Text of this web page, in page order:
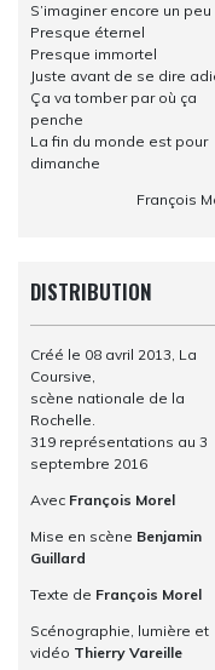
S’imaginer encore un peu
Presque éternel
Presque immortel
Juste avant de se dire
Ça va tomber par où ça
penche
La fin du monde est pour
dimanche
François
DISTRIBUTION
Créé le 08 avril 2013, La
Coursive,
scène nationale de la
Rochelle.
319 représentations au 3
septembre 2016
Avec François Morel
Mise en scène Benjamin
Guillard
Texte de François Morel
Scénographie, lumière et
vidéo Thierry Vareille